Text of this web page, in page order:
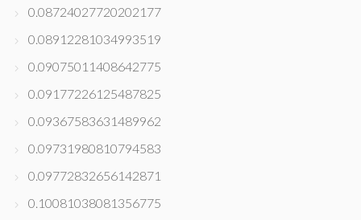
0.08724027720202177
0.08912281034993519
0.09075011408642775
0.09177226125487825
0.09367583631489962
0.09731980810794583
0.09772832656142871
0.10081038081356775